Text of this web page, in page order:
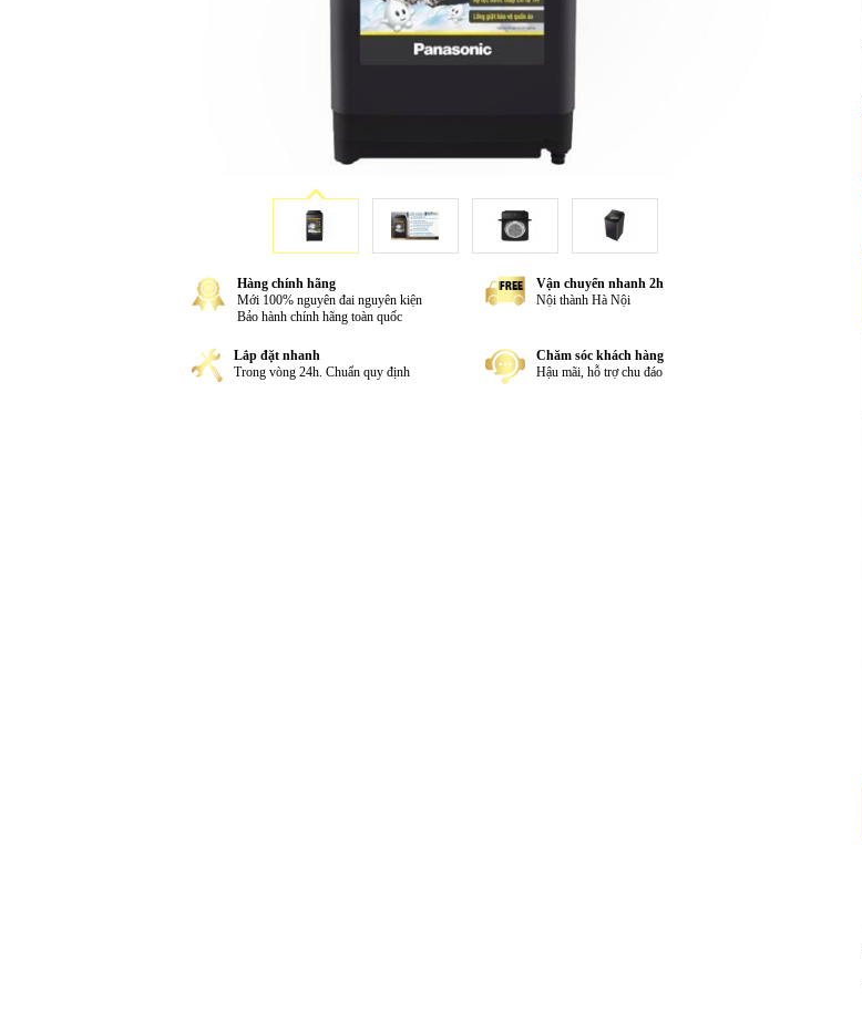
Hàng chính hãng
Mới 100% nguyên đai nguyên kiện
Bảo hành chính hãng toàn quốc
Vận chuyển nhanh 2h
Nội thành Hà Nội
Lắp đặt nhanh
Trong vòng 24h. Chuẩn quy định
Chăm sóc khách hàng
Hậu mãi, hỗ trợ chu đáo